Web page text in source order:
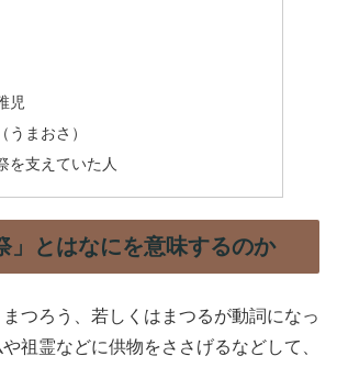
児
うまおさ）
を支えていた人
」とはなにを意味するのか
まつろう、若しくはまつるが動詞になっ
祖霊などに供物をささげるなどして、